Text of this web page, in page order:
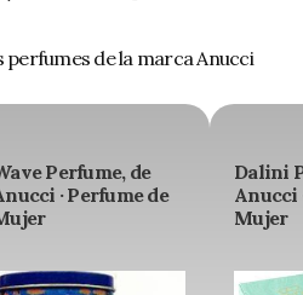
perfumes de la marca Anucci
Perfume, de
· Perfume de
Dalini
Anucci
Mujer